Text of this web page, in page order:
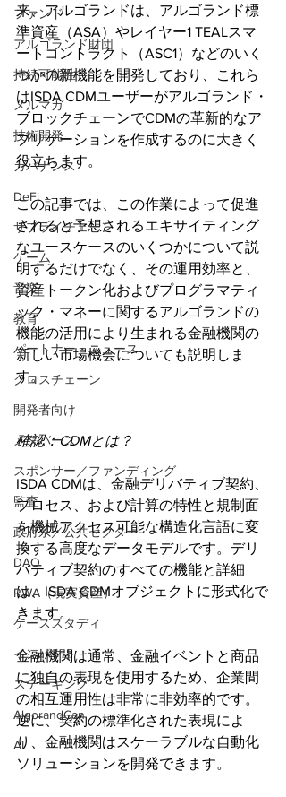
ファンド
アルゴランド財団
持続可能性
メルマガ
技術開発
ガバナンス
DeFi
サプライチェーン
ゲーム
音楽
教育
パートナー・ニュース
クロスチェーン
開発者向け
メタバース
スポンサー／ファンディング
監査
政府系／公共セクター
DAO
RWA（現実資産）
ケーススタディ
インパクト
ステーキング
AlgorandCan
AI
来、アルゴランドは、アルゴランド標
準資産（ASA）やレイヤー1 TEALスマ
ートコントラクト（ASC1）などのいく
つかの新機能を開発しており、これら
はISDA CDMユーザーがアルゴランド・
ブロックチェーンでCDMの革新的なア
プリケーションを作成するのに大きく
役立ちます。
この記事では、この作業によって促進
されると予想されるエキサイティング
なユースケースのいくつかについて説
明するだけでなく、その運用効率と、
資産トークン化およびプログラマティ
ック・マネーに関するアルゴランドの
機能の活用により生まれる金融機関の
新しい市場機会についても説明しま
す。
確認：CDMとは？
ISDA CDMは、金融デリバティブ契約、
プロセス、および計算の特性と規制面
を機械アクセス可能な構造化言語に変
換する高度なデータモデルです。デリ
バティブ契約のすべての機能と詳細
は、ISDA CDMオブジェクトに形式化で
きます。
金融機関は通常、金融イベントと商品
に独自の表現を使用するため、企業間
の相互運用性は非常に非効率的です。
逆に、契約の標準化された表現によ
り、金融機関はスケーラブルな自動化
ソリューションを開発できます。